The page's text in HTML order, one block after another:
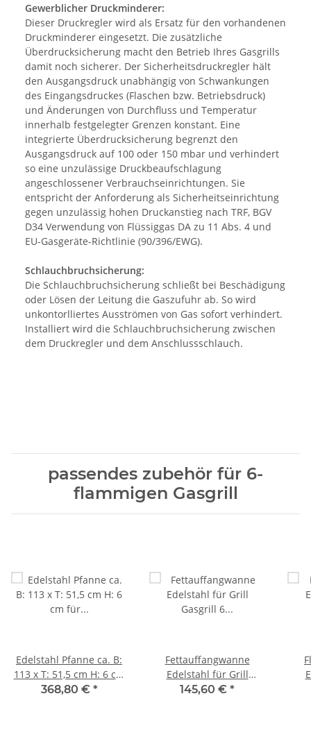
Gewerblicher Druckminderer:
Dieser Druckregler wird als Ersatz für den vorhandenen
Druckminderer eingesetzt. Die zusätzliche
Überdrucksicherung macht den Betrieb Ihres Gasgrills
damit noch sicherer. Der Sicherheitsdruckregler hält
den Ausgangsdruck unabhängig von Schwankungen
des Eingangsdruckes (Flaschen bzw. Betriebsdruck)
und Änderungen von Durchfluss und Temperatur
innerhalb festgelegter Grenzen konstant. Eine
integrierte Überdrucksicherung begrenzt den
Ausgangsdruck auf 100 oder 150 mbar und verhindert
so eine unzulässige Druckbeaufschlagung
angeschlossener Verbrauchseinrichtungen. Sie
entspricht der Anforderung als Sicherheitseinrichtung
gegen unzulässig hohen Druckanstieg nach TRF, BGV
D34 Verwendung von Flüssiggas DA zu 11 Abs. 4 und
EU-Gasgeräte-Richtlinie (90/396/EWG).
Schlauchbruchsicherung:
Die Schlauchbruchsicherung schließt bei Beschädigung
oder Lösen der Leitung die Gaszufuhr ab. So wird
unkontorlliertes Ausströmen von Gas sofort verhindert.
Installiert wird die Schlauchbruchsicherung zwischen
dem Druckregler und dem Anschlussschlauch.
passendes zubehör für 6-
flammigen Gasgrill
Edelstahl Pfanne ca. B:
113 x T: 51,5 cm H: 6 cm
für 6 flammigen Gasgrill
368,80 € *
Fettauffangwanne
Edelstahl für Grill
Gasgrill 6 flammig
145,60 € *